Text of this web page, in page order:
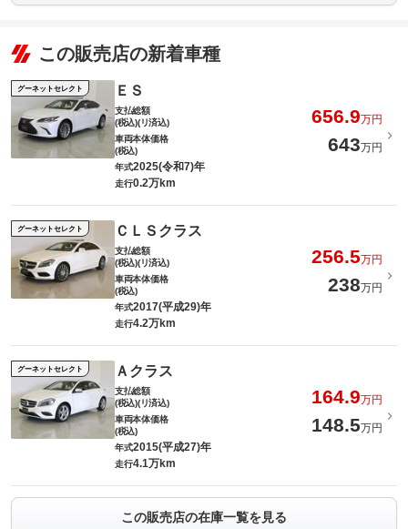
この販売店の新着車種
グーネットセレクト ＥＳ
支払総額
(税込)(リ済込)
656.9万円
車両本体価格
(税込)
643万円
年式2025(令和7)年
走行0.2万km
グーネットセレクト ＣＬＳクラス
支払総額
(税込)(リ済込)
256.5万円
車両本体価格
(税込)
238万円
年式2017(平成29)年
走行4.2万km
グーネットセレクト Ａクラス
支払総額
(税込)(リ済込)
164.9万円
車両本体価格
(税込)
148.5万円
年式2015(平成27)年
走行4.1万km
この販売店の在庫一覧を見る